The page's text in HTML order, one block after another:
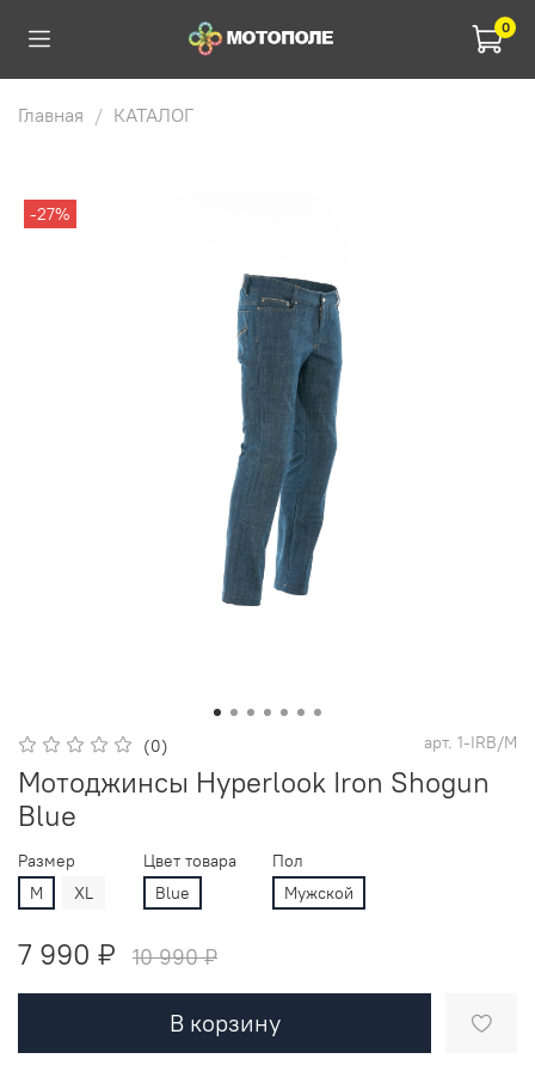
0
Главная КАТАЛОГ
-27%
(0) арт. 1-IRB/M
Мотоджинсы Hyperlook Iron Shogun
Blue
Размер
M
XL
Цвет товара
Blue
Пол
Мужской
7 990 ₽ 10 990 ₽
В корзину